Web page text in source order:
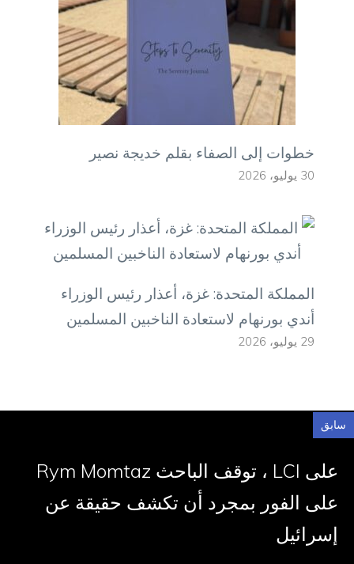
خطوات إلى الصفاء بقلم خديجة نصير
30 يوليو، 2026
المملكة المتحدة: غزة، أعذار رئيس الوزراء
أندي بورنهام لاستعادة الناخبين المسلمين
29 يوليو، 2026
سابق
على LCI ، توقف الباحث Rym Momtaz
على الفور بمجرد أن تكشف حقيقة عن
إسرائيل